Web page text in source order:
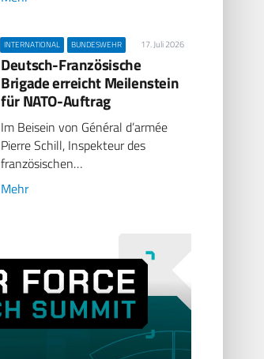
INTERNATIONAL BUNDESWEHR 17. Juli 2026
Deutsch-Französische
Brigade erreicht Meilenstein
für NATO-Auftrag
Im Beisein von Général d’armée
Pierre Schill, Inspekteur des
französischen…
Mehr